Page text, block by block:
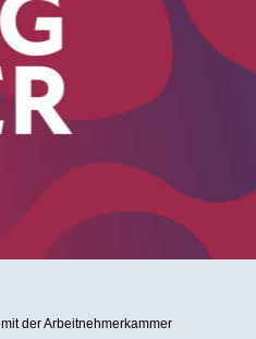
der Arbeitnehmerkammer